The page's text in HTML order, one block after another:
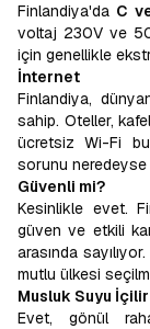
Finlandiya'da C
voltaj 230V ve
için genellikle
İnternet
Finlandiya,
sahip. Oteller,
ücretsiz Wi-Fi
sorunu neredeyse
Güvenli mi?
Kesinlikle evet.
güven ve etkili
arasında
mutlu ülkesi
Musluk Suyu
Evet, gönül